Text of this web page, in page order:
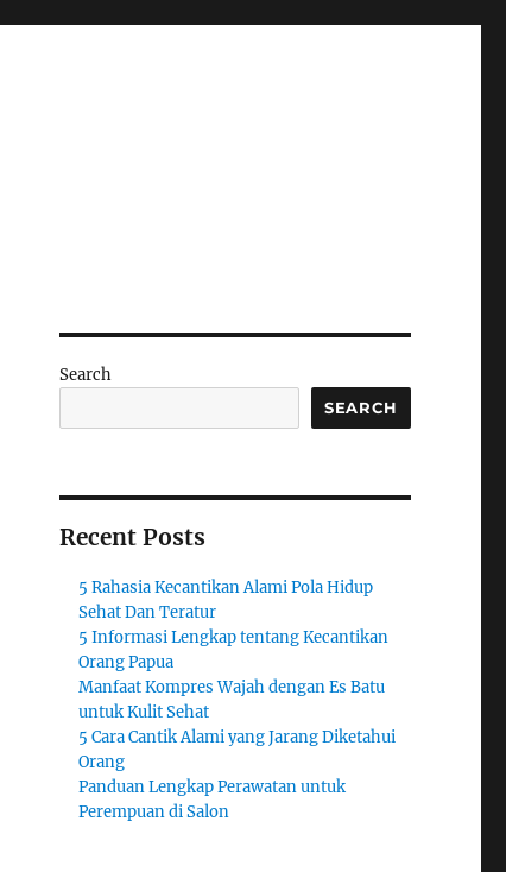
Search
SEARCH
Recent Posts
5 Rahasia Kecantikan Alami Pola Hidup
Sehat Dan Teratur
5 Informasi Lengkap tentang Kecantikan
Orang Papua
Manfaat Kompres Wajah dengan Es Batu
untuk Kulit Sehat
5 Cara Cantik Alami yang Jarang Diketahui
Orang
Panduan Lengkap Perawatan untuk
Perempuan di Salon